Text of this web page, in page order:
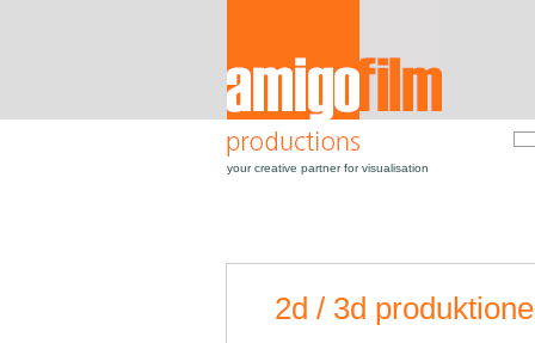
Amigofilm productions
your creative partner for visualisation
2d / 3d